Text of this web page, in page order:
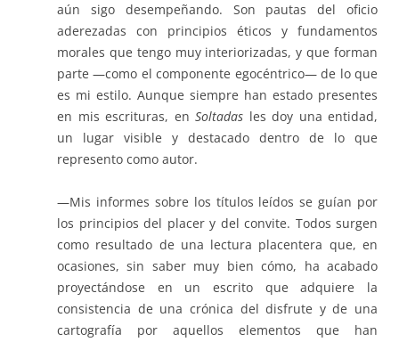
aún sigo desempeñando. Son pautas del oficio
aderezadas con principios éticos y fundamentos
morales que tengo muy interiorizadas, y que forman
parte —como el componente egocéntrico— de lo que
es mi estilo. Aunque siempre han estado presentes
en mis escrituras, en Soltadas les doy una entidad,
un lugar visible y destacado dentro de lo que
represento como autor.
—Mis informes sobre los títulos leídos se guían por
los principios del placer y del convite. Todos surgen
como resultado de una lectura placentera que, en
ocasiones, sin saber muy bien cómo, ha acabado
proyectándose en un escrito que adquiere la
consistencia de una crónica del disfrute y de una
cartografía por aquellos elementos que han